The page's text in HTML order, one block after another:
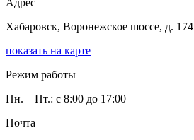
Адрес
Хабаровск, Воронежское шоссе, д. 174
показать на карте
Режим работы
Пн. – Пт.: с 8:00 до 17:00
Почта